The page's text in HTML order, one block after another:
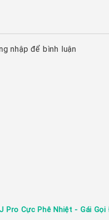
nhập để bình luận
Pro Cực Phê Nhiệt - Gái